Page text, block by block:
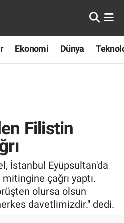
Ekonomi Dünya
Filistin
İstanbul Eyüpsultan'da
çağrı yaptı.
olursa olsun
davetlimizdir." dedi.
ve Fikstür